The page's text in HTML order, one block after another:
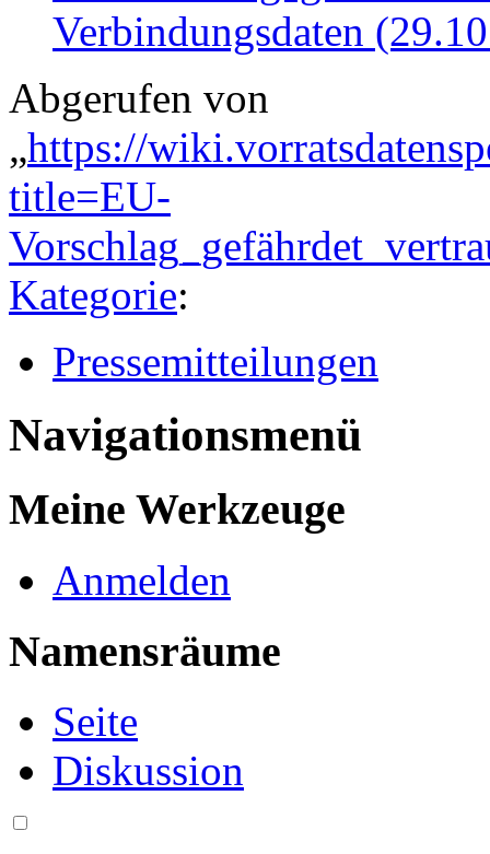
Verbindungsdaten
Abgerufen von
„https://
title=EU-
Kategorie:
Pressemitteilungen
Navigationsmenü
Meine Werkzeuge
Anmelden
Namensräume
Seite
Diskussion